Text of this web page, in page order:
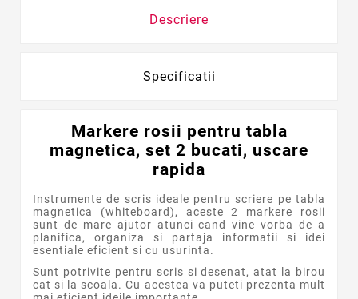
Descriere
Specificatii
Markere rosii pentru tabla
magnetica, set 2 bucati, uscare
rapida
Instrumente de scris ideale pentru scriere pe tabla
magnetica (whiteboard), aceste 2 markere rosii
sunt de mare ajutor atunci cand vine vorba de a
planifica, organiza si partaja informatii si idei
esentiale eficient si cu usurinta.
Sunt potrivite pentru scris si desenat, atat la birou
cat si la scoala. Cu acestea va puteti prezenta mult